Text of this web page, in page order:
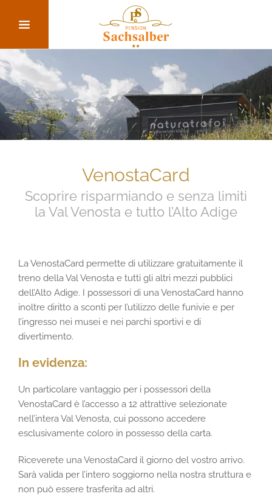
VenostaCard
Scoprire risparmiando e senza limiti
la Val Venosta e tutto l’Alto Adige
La VenostaCard permette di utilizzare gratuitamente il
treno della Val Venosta e tutti gli altri mezzi pubblici
dell’Alto Adige. I possessori di una VenostaCard hanno
inoltre diritto a sconti per l’utilizzo delle funivie e per
l’ingresso nei musei e nei parchi sportivi e di
divertimento.
In evidenza:
Un particolare vantaggio per i possessori della
VenostaCard è l’accesso a 12 attrattive selezionate
nell’intera Val Venosta, cui possono accedere
esclusivamente coloro in possesso della carta.
Riceverete una VenostaCard il giorno del vostro arrivo.
Sarà valida per l’intero soggiorno nella nostra struttura e
non può essere trasferita ad altri.